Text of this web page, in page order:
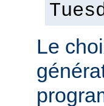
Le